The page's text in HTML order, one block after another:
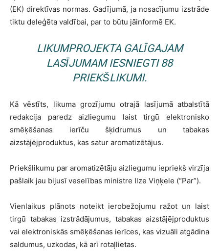
(EK) direktīvas normas. Gadījumā, ja nosacījumu izstrāde
tiktu deleģēta valdībai, par to būtu jāinformē EK.
LIKUMPROJEKTA GALĪGAJAM
LASĪJUMAM IESNIEGTI 88
PRIEKŠLIKUMI.
Kā vēstīts, likuma grozījumu otrajā lasījumā atbalstītā
redakcija paredz aizliegumu laist tirgū elektronisko
smēķēšanas ierīču šķidrumus un tabakas
aizstājējproduktus, kas satur aromatizētājus.
Priekšlikumu par aromatizētāju aizliegumu iepriekš virzīja
pašlaik jau bijusī veselības ministre Ilze Viņķele (“Par”).
Vienlaikus plānots noteikt ierobežojumu ražot un laist
tirgū tabakas izstrādājumus, tabakas aizstājējproduktus
vai elektroniskās smēķēšanas ierīces, kas vizuāli atgādina
saldumus, uzkodas, kā arī rotaļlietas.